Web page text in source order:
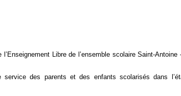
l’Enseignement Libre de l’ensemble scolaire Saint-
des parents et des enfants scolarisés dans